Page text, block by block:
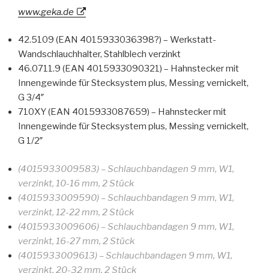
www.geka.de
42.5109 (EAN 4015933036398?) – Werkstatt-
Wandschlauchhalter, Stahlblech verzinkt
46.0711.9 (EAN 4015933090321) – Hahnstecker mit
Innengewinde für Stecksystem plus, Messing vernickelt,
G 3/4″
710XY (EAN 4015933087659) – Hahnstecker mit
Innengewinde für Stecksystem plus, Messing vernickelt,
G 1/2″
(4015933009583) – Schlauchbandagen 9 mm, W1,
verzinkt, 10-16 mm, 2 Stück
(4015933009590) – Schlauchbandagen 9 mm, W1,
verzinkt, 12-22 mm, 2 Stück
(4015933009606) – Schlauchbandagen 9 mm, W1,
verzinkt, 16-27 mm, 2 Stück
(4015933009613) – Schlauchbandagen 9 mm, W1,
verzinkt, 20-32 mm, 2 Stück